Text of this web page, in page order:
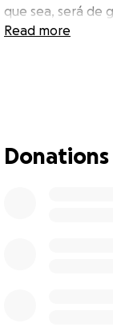
que sea, será de
Read more
Donations